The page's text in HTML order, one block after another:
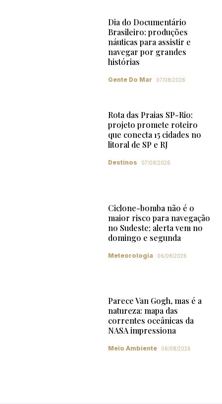
Dia do Documentário
Brasileiro: produções
náuticas para assistir e
navegar por grandes
histórias
Gente Do Mar 07/08/2026
Rota das Praias SP-Rio:
projeto promete roteiro
que conecta 15 cidades no
litoral de SP e RJ
Destinos 07/08/2026
Ciclone-bomba não é o
maior risco para navegação
no Sudeste; alerta vem no
domingo e segunda
Meteorologia 06/08/2026
Parece Van Gogh, mas é a
natureza: mapa das
correntes oceânicas da
NASA impressiona
Meio Ambiente 06/08/2026